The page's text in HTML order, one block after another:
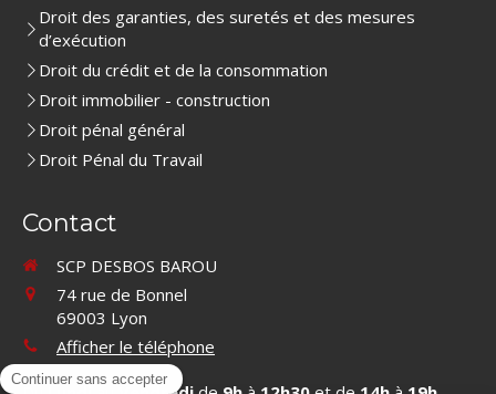
Droit des garanties, des suretés et des mesures
d’exécution
Droit du crédit et de la consommation
Droit immobilier - construction
Droit pénal général
Droit Pénal du Travail
Contact
SCP DESBOS BAROU
74 rue de Bonnel
69003 Lyon
Afficher le téléphone